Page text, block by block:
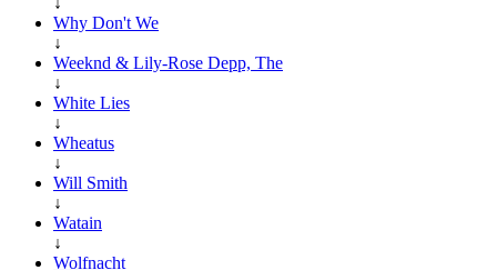
Why Don't We
↓
Weeknd & Lily-Rose Depp, The
↓
White Lies
↓
Wheatus
↓
Will Smith
↓
Watain
↓
Wolfnacht